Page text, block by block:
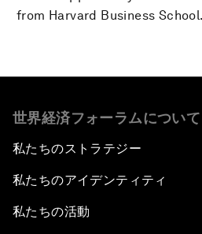
from Harvard Business School.
世界経済フォーラムについて
私たちのストラテジー
私たちのアイデンティティ
私たちの活動